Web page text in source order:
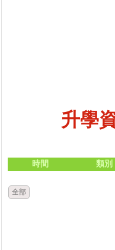
升學
時間 類別
全部